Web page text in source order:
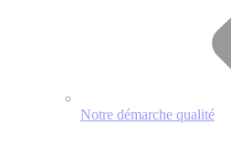
Notre démarche qualité